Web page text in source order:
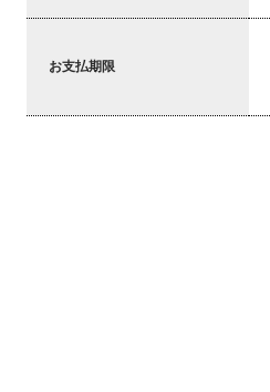
お支払期限